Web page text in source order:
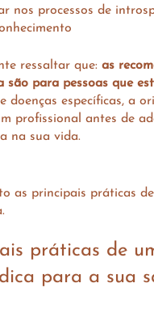
nos processos de
ressaltar que: as
são para pessoas que
doenças específicas, a
profissional antes de
na sua vida.
as principais práticas
práticas de
para a sua